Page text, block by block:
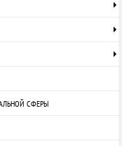
СФЕРЫ